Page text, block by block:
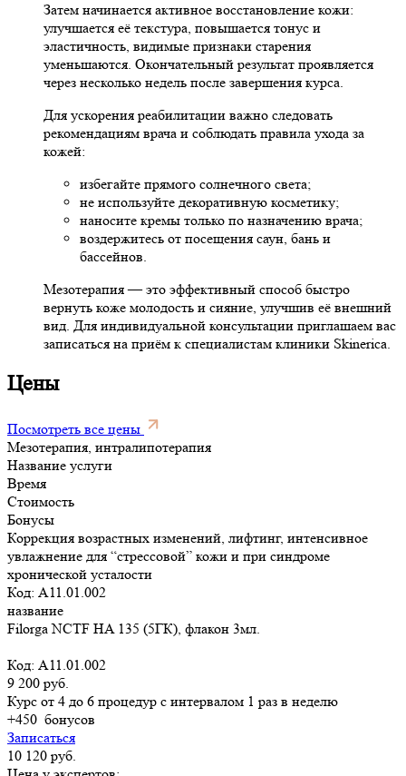
Затем начинается активное восстановление кожи:
улучшается её текстура, повышается тонус и
эластичность, видимые признаки старения
уменьшаются. Окончательный результат проявляется
через несколько недель после завершения курса.
Для ускорения реабилитации важно следовать
рекомендациям врача и соблюдать правила ухода за
кожей:
избегайте прямого солнечного света;
не используйте декоративную косметику;
наносите кремы только по назначению врача;
воздержитесь от посещения саун, бань и
бассейнов.
Мезотерапия — это эффективный способ быстро
вернуть коже молодость и сияние, улучшив её внешний
вид. Для индивидуальной консультации приглашаем вас
записаться на приём к специалистам клиники Skinerica.
Цены
Посмотреть все цены
Мезотерапия, интралипотерапия
Название услуги
Время
Стоимость
Бонусы
Коррекция возрастных изменений, лифтинг, интенсивное
увлажнение для “стрессовой” кожи и при синдроме
хронической усталости
Код: A11.01.002
название
Filorga NCTF HA 135 (5ГК), флакон 3мл.
Код: A11.01.002
9 200 руб.
Курс от 4 до 6 процедур с интервалом 1 раз в неделю
+450 бонусов
Записаться
10 120 руб.